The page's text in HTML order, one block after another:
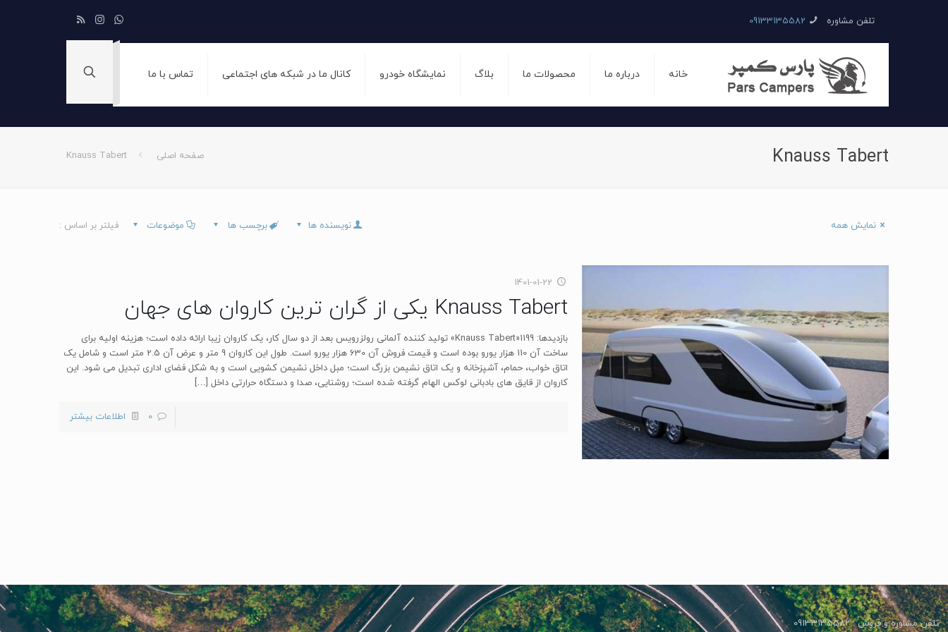
تلفن مشاوره 09133135582
خانه درباره ما محصولات ما بلاگ نمایشگاه خودرو کانال ما در شبکه های اجتماعی تماس با ما
Knauss Tabert صفحه اصلی Knauss Tabert
فیلتر بر اساس : موضوعات برچسب ها نویسنده ها نمایش همه
1401-01-22
Knauss Tabert یکی از گران‌ ترین کاروان های جهان
بازدیدها: 1199«Knauss Tabert» تولید کننده آلمانی رولزرویس بعد از دو سال کار، یک کاروان زیبا ارائه داده است؛ هزینه اولیه برای
ساخت آن 110 هزار یورو بوده است و قیمت فروش آن 630 هزار یورو است. طول این کاروان 9 متر و عرض آن 2.5 متر است و شامل یک
اتاق خواب، حمام، آشپزخانه و یک اتاق نشیمن بزرگ است؛ مبل داخل نشیمن کشویی است و به شکل فضای اداری تبدیل می شود. این
کاروان از قایق های بادبانی لوکس الهام گرفته شده است؛ روشنایی، صدا و دستگاه حرارتی داخل […]
0 اطلاعات بیشتر
تلفن مشاوره و فروش : 09133135582